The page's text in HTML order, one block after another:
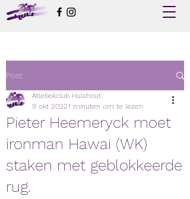
Post
Pieter Heemeryck moet
ironman Hawai (WK)
staken met geblokkeerde
rug.
Atletiekclub Hulshout
9 okt 20221 minuten om te lezen